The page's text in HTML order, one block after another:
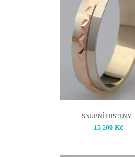
SNUBNÍ PRSTENY...
15 200 Kč